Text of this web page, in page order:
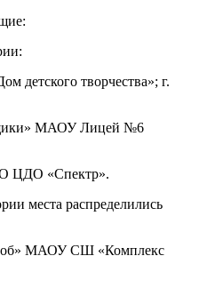
детского творчества»; г.
МАОУ Лицей №6
ЦДО «Спектр».
места распределились
МАОУ СШ «Комплекс